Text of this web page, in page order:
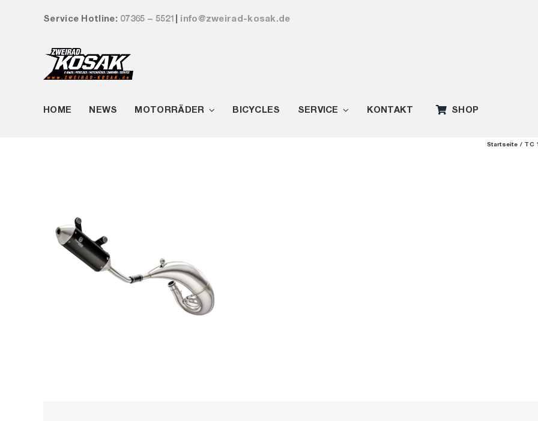
Service Hotline: 07365 – 5521 info@zweirad-kosak.de
HOME NEWS MOTORRÄDER BICYCLES SERVICE KONTAKT SHOP
Startseite TC